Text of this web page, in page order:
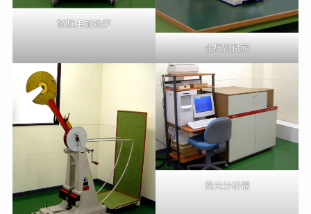
試験用加熱炉
金属顕微鏡
発光分析器